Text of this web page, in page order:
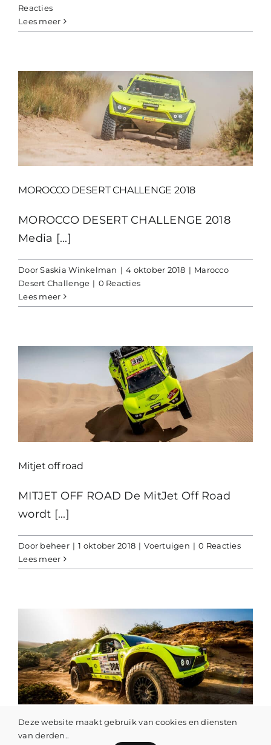
Reacties
Lees meer
MOROCCO DESERT CHALLENGE 2018
MOROCCO DESERT CHALLENGE 2018
Media [...]
DoorSaskia Winkelman | 4 oktober 2018 | Marocco
Desert Challenge | 0 Reacties
Lees meer
Mitjet off road
MITJET OFF ROAD De MitJet Off Road
wordt [...]
Door beheer | 1 oktober 2018 | Voertuigen | 0 Reacties
Lees meer
BECX COMPETITION NAAR DAKAR 2019
Deze website maakt gebruik van cookies en diensten
van derden..